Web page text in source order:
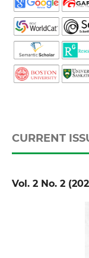
CURRENT
Vol. 2 No. 2